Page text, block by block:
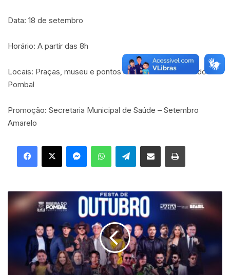
Data: 18 de setembro
Horário: A partir das 8h
Locais: Praças, museu e pontos históricos de Ribeira do
Pombal
Promoção: Secretaria Municipal de Saúde – Setembro
Amarelo
X WhatsApp Telegram
F
s